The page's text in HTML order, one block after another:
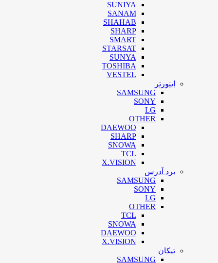
SUNIYA
SANAM
SHAHAB
SHARP
SMART
STARSAT
SUNYA
TOSHIBA
VESTEL
اینورتر
SAMSUNG
SONY
LG
OTHER
DAEWOO
SHARP
SNOWA
TCL
X.VISION
برد آدرس
SAMSUNG
SONY
LG
OTHER
TCL
SNOWA
DAEWOO
X.VISION
تیکان
SAMSUNG